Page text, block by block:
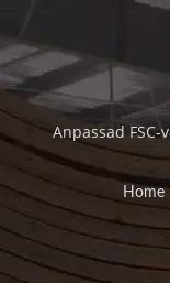
Anpassad
Home